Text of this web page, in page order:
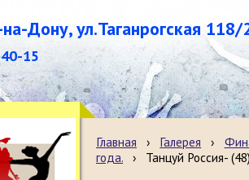
на-Дону, ул.Таганрогская 118/
15
Главная › Галерея ›
года. › Танцуй Россия-